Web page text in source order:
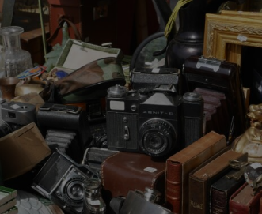
BEITRÄGE IN MEINER NÄHE ANZEIGEN